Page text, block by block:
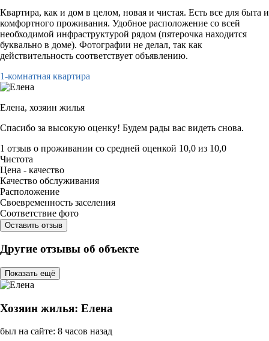
Квартира, как и дом в целом, новая и чистая. Есть все для быта и
комфортного проживания. Удобное расположение со всей
необходимой инфраструктурой рядом (пятерочка находится
буквально в доме). Фотографии не делал, так как
действительность соответствует объявлению.
1-комнатная квартира
Елена, хозяин жилья
Спасибо за высокую оценку! Будем рады вас видеть снова.
1 отзыв о проживании со средней оценкой 10,0 из 10,0
Чистота
Цена - качество
Качество обслуживания
Расположение
Своевременность заселения
Соответствие фото
Оставить отзыв
Другие отзывы об объекте
Показать ещё
Хозяин жилья: Елена
был на сайте: 8 часов назад